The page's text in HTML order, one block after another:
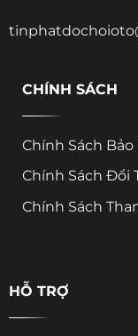
CHÍNH SÁCH
Chính Sách Bảo
Chính Sách Đổi
Chính Sách
HỖ TRỢ